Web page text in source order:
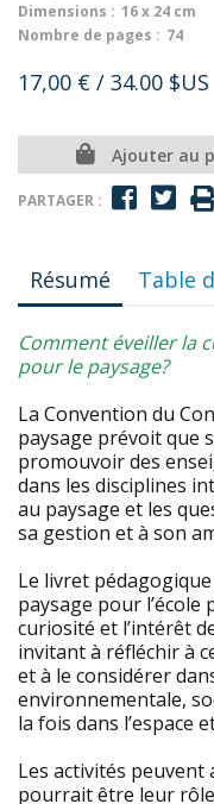
Dimensions : 16 x 24 cm
Nombre de pages : 74
17,00 € / 34.00 $US
Ajouter au
PARTAGER :
Résumé Table
Comment éveiller la
pour le paysage?
La Convention du
paysage prévoit que
promouvoir des
dans les disciplines
au paysage et les
sa gestion et à son
Le livret
paysage pour l’école
curiosité et l’intérêt
invitant à réfléchir à
et à le considérer
environnementale,
la fois dans l’espace
Les activités peuvent
pourrait être leur